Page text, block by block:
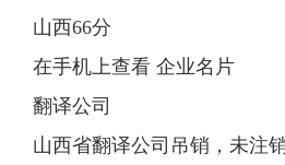
山西66分
在手机上查看 企业名片
翻译公司
山西省翻译公司吊销，未注